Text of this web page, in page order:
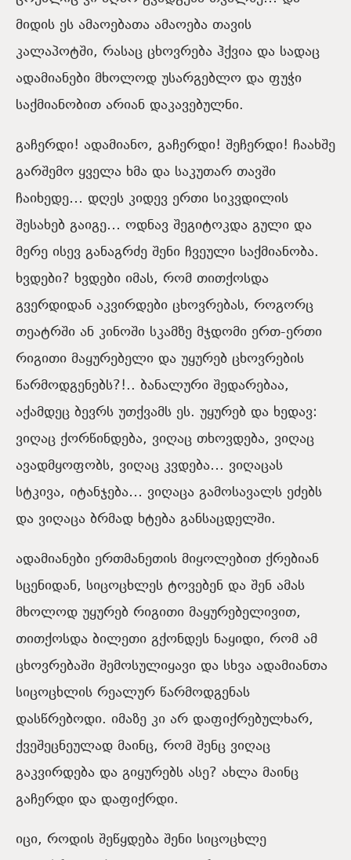
მიდის ეს ამაოებათა ამაოება თავის
კალაპოტში, რასაც ცხოვრება ჰქვია და სადაც
ადამიანები მხოლოდ უსარგებლო და ფუჭი
საქმიანობით არიან დაკავებულნი.
გაჩერდი! ადამიანო, გაჩერდი! შეჩერდი! ჩაახშე
გარშემო ყველა ხმა და საკუთარ თავში
ჩაიხედე… დღეს კიდევ ერთი სიკვდილის
შესახებ გაიგე… ოდნავ შეგიტოკდა გული და
მერე ისევ განაგრძე შენი ჩვეული საქმიანობა.
ხვდები? ხვდები იმას, რომ თითქოსდა
გვერდიდან აკვირდები ცხოვრებას, როგორც
თეატრში ან კინოში სკამზე მჯდომი ერთ-ერთი
რიგითი მაყურებელი და უყურებ ცხოვრების
წარმოდგენებს?!.. ბანალური შედარებაა,
აქამდეც ბევრს უთქვამს ეს. უყურებ და ხედავ:
ვიღაც ქორწინდება, ვიღაც თხოვდება, ვიღაც
ავადმყოფობს, ვიღაც კვდება… ვიღაცას
სტკივა, იტანჯება… ვიღაცა გამოსავალს ეძებს
და ვიღაცა ბრმად ხტება განსაცდელში.
ადამიანები ერთმანეთის მიყოლებით ქრებიან
სცენიდან, სიცოცხლეს ტოვებენ და შენ ამას
მხოლოდ უყურებ რიგითი მაყურებელივით,
თითქოსდა ბილეთი გქონდეს ნაყიდი, რომ ამ
ცხოვრებაში შემოსულიყავი და სხვა ადამიანთა
სიცოცხლის რეალურ წარმოდგენას
დასწრებოდი. იმაზე კი არ დაფიქრებულხარ,
ქვეშეცნეულად მაინც, რომ შენც ვიღაც
გაკვირდება და გიყურებს ასე? ახლა მაინც
გაჩერდი და დაფიქრდი.
იცი, როდის შეწყდება შენი სიცოცხლე